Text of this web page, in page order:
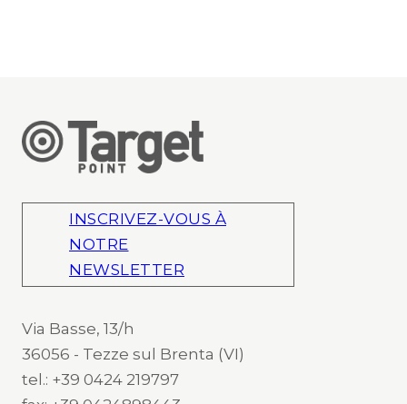
INSCRIVEZ-VOUS À
NOTRE
NEWSLETTER
Via Basse, 13/h
36056 - Tezze sul Brenta (VI)
tel.: +39 0424 219797